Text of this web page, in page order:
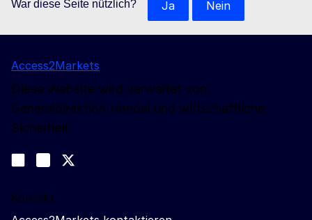
War diese Seite nützlich? Ja Nein
Access2Markets
Diese Website wird verwaltet von:
Generaldirektion Handel und wirtschaftliche
Sicherheit
Join us on LinkedIn
Trade-Off podcast
Kontakt